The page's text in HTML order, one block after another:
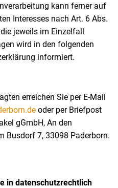
kann ferner auf
Interesses nach Art. 6 Abs.
jeweils im Einzelfall
wird in den folgenden
informiert.
erreichen Sie per E-Mail
oder per Briefpost
gGmbH, An den
Busdorf 7, 33098 Paderborn.
in datenschutzrechtlich